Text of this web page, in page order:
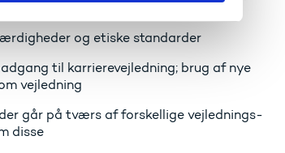
og etiske standarder
til karrierevejledning; brug af nye
vejledning
går på tværs af forskellige vejlednings-
disse